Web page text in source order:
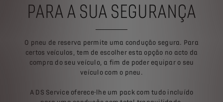
PARA A SUA SEGURANÇA
O pneu de reserva permite uma condução segura. Para
certos veículos, tem de escolher esta opção no acto da
compra do seu veículo, a fim de poder equipar o seu
veículo com o pneu.
A DS Service oferece-lhe um pack com tudo incluído